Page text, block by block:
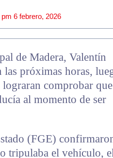
pm 6 febrero, 2026
de Madera, Valentín
las próximas horas,
comprobar
al momento de ser
(FGE)
tripulaba el vehículo,